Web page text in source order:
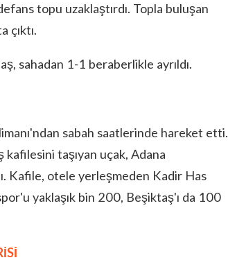
topu uzaklaştırdı. Topla buluşan
çıktı.
sahadan 1-1 beraberlikle ayrıldı.
sabah saatlerinde hareket etti.
taşıyan uçak, Adana
Kafile, otele yerleşmeden Kadir Has
yaklaşık bin 200, Beşiktaş'ı da 100